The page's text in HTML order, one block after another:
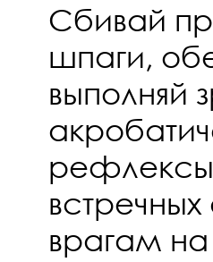
Сбивай
шпаги,
выполняй
рефлексы
врагам